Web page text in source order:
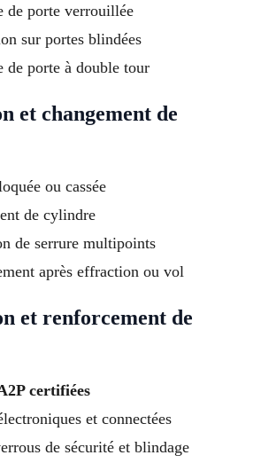
de porte verrouillée
sur portes blindées
de porte à double tour
et changement de
ou cassée
de cylindre
de serrure multipoints
après effraction ou vol
et renforcement de
certifiées
et connectées
de sécurité et blindage